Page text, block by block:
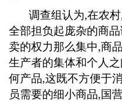
调查组认为,在农村
全部担负起庞杂的商
卖的权力那么集中,商
生产者的集体和个人之
何产品,这既不方便于
员需要的细小商品,国